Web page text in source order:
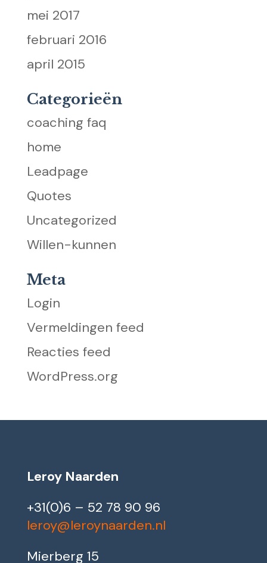
mei 2017
februari 2016
april 2015
Categorieën
coaching faq
home
Leadpage
Quotes
Uncategorized
Willen-kunnen
Meta
Login
Vermeldingen feed
Reacties feed
WordPress.org
Leroy Naarden
+31(0)6 – 52 78 90 96
leroy@leroynaarden.nl
Mierberg 15